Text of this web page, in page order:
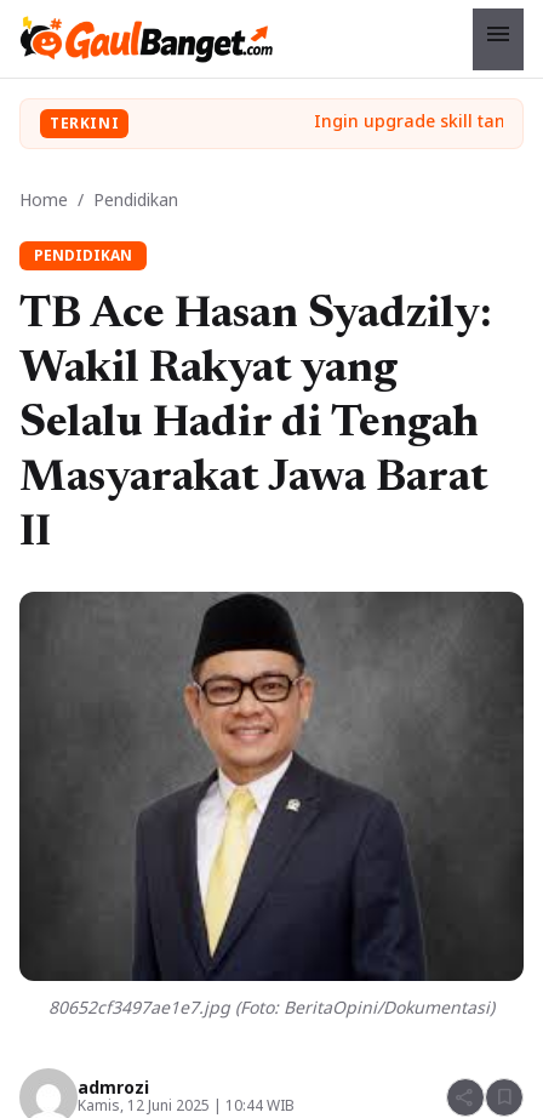
menu
TERKINI
Home / Pendidikan
PENDIDIKAN
TB Ace Hasan Syadzily:
Wakil Rakyat yang
Selalu Hadir di Tengah
Masyarakat Jawa Barat
II
80652cf3497ae1e7.jpg (Foto: BeritaOpini/Dokumentasi)
admrozi
Kamis, 12 Juni 2025 | 10:44 WIB share bookmark